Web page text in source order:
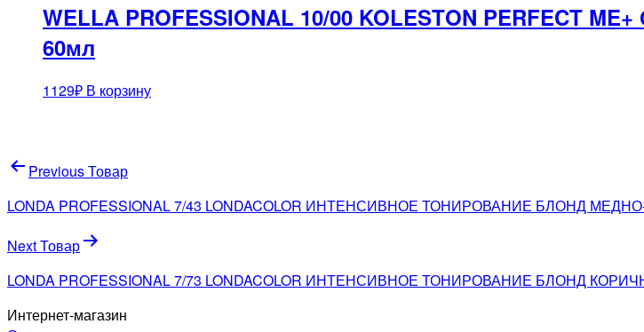
WELLA PROFESSIONAL 10/00 KOLESTON
60мл
1129₽ В корзину
Навигация
по
записям
Previous Товар
LONDA PROFESSIONAL 7/43 LONDACOLOR ИНТЕНСИВНОЕ ТОНИРОВАНИЕ БЛОНД
Next Товар
LONDA PROFESSIONAL 7/73 LONDACOLOR ИНТЕНСИВНОЕ ТОНИРОВАНИЕ БЛОНД
Интернет-магазин